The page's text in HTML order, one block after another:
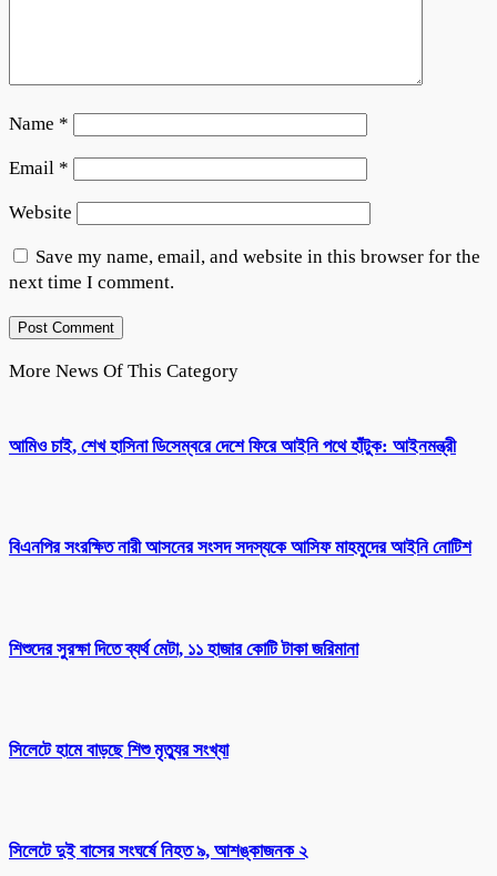
Name *
Email *
Website
Save my name, email, and website in this browser for the
next time I comment.
More News Of This Category
আমিও চাই, শেখ হাসিনা ডিসেম্বরে দেশে ফিরে আইনি পথে হাঁটুক: আইনমন্ত্রী
বিএনপির সংরক্ষিত নারী আসনের সংসদ সদস্যকে আসিফ মাহমুদের আইনি নোটিশ
শিশুদের সুরক্ষা দিতে ব্যর্থ মেটা, ১১ হাজার কোটি টাকা জরিমানা
সিলেটে হামে বাড়ছে শিশু মৃত্যুর সংখ্যা
সিলেটে দুই বাসের সংঘর্ষে নিহত ৯, আশঙ্কাজনক ২